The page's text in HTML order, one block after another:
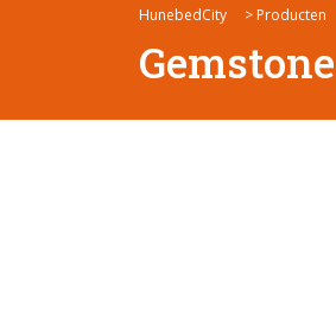
HunebedCity > Producten